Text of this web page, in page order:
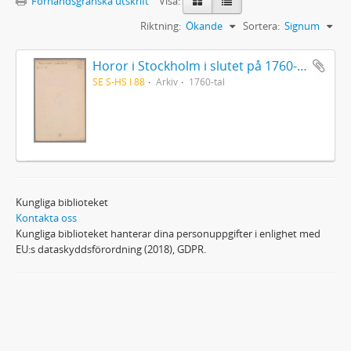
Sortera: Signum
Riktning: Ökande
Horor i Stockholm i slutet på 1760-talet
SE S-HS I 88 Arkiv 1760-tal
Kungliga biblioteket
Kontakta oss
Kungliga biblioteket hanterar dina personuppgifter i enlighet med
EU:s dataskyddsförordning (2018), GDPR.